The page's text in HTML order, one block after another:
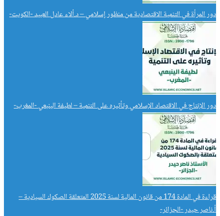
دور المرأة في التنمية الاقتصادية من منظور إسلامي – د.ألاء عادل العبيد -الكويت-
دور الإنتاج في الاقتصاد الإسلامي وتأثيره على التنمية – لطيفة الينبعي -المغرب-
قراءة في المادة 174 من قانون المالية لسنة 2025 المتعلقة الصكوك السيادية –
أ.ناصر حيدر -الجزائر-